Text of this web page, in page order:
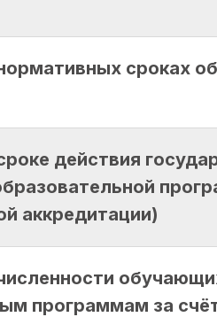
сроках
действия
аккредитации)
программам за